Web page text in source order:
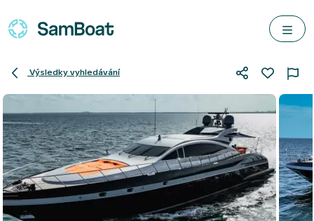
Výsledky vyhledávání